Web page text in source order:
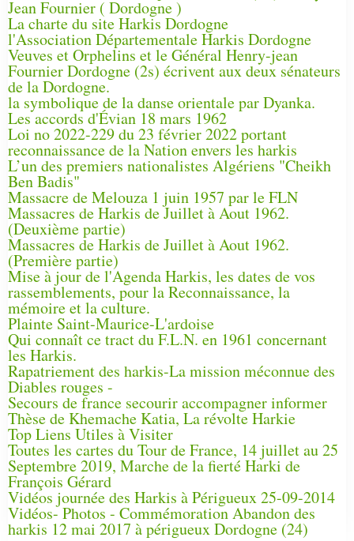
Jean Fournier ( Dordogne )
La charte du site Harkis Dordogne
l'Association Départementale Harkis Dordogne
Veuves et Orphelins et le Général Henry-jean
Fournier Dordogne (2s) écrivent aux deux sénateurs
de la Dordogne.
la symbolique de la danse orientale par Dyanka.
Les accords d'Évian 18 mars 1962
Loi no 2022-229 du 23 février 2022 portant
reconnaissance de la Nation envers les harkis
L’un des premiers nationalistes Algériens "Cheikh
Ben Badis"
Massacre de Melouza 1 juin 1957 par le FLN
Massacres de Harkis de Juillet à Aout 1962.
(Deuxième partie)
Massacres de Harkis de Juillet à Aout 1962.
(Première partie)
Mise à jour de l'Agenda Harkis, les dates de vos
rassemblements, pour la Reconnaissance, la
mémoire et la culture.
Plainte Saint-Maurice-L'ardoise
Qui connaît ce tract du F.L.N. en 1961 concernant
les Harkis.
Rapatriement des harkis-La mission méconnue des
Diables rouges -
Secours de france secourir accompagner informer
Thèse de Khemache Katia, La révolte Harkie
Top Liens Utiles à Visiter
Toutes les cartes du Tour de France, 14 juillet au 25
Septembre 2019, Marche de la fierté Harki de
François Gérard
Vidéos journée des Harkis à Périgueux 25-09-2014
Vidéos- Photos - Commémoration Abandon des
harkis 12 mai 2017 à périgueux Dordogne (24)